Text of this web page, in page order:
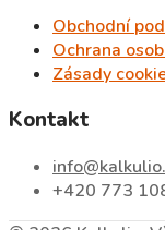
Obchodní
Ochrana
Zásady
Kontakt
+420 773